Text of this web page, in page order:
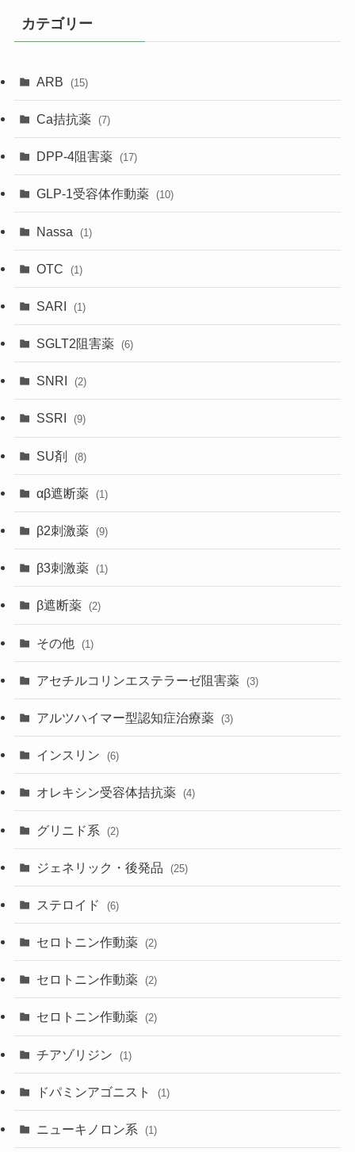
カテゴリー
ARB (15)
Ca拮抗薬 (7)
DPP-4阻害薬 (17)
GLP-1受容体作動薬 (10)
Nassa (1)
OTC (1)
SARI (1)
SGLT2阻害薬 (6)
SNRI (2)
SSRI (9)
SU剤 (8)
αβ遮断薬 (1)
β2刺激薬 (9)
β3刺激薬 (1)
β遮断薬 (2)
その他 (1)
アセチルコリンエステラーゼ阻害薬 (3)
アルツハイマー型認知症治療薬 (3)
インスリン (6)
オレキシン受容体拮抗薬 (4)
グリニド系 (2)
ジェネリック・後発品 (25)
ステロイド (6)
セロトニン作動薬 (2)
セロトニン作動薬 (2)
セロトニン作動薬 (2)
チアゾリジン (1)
ドパミンアゴニスト (1)
ニューキノロン系 (1)